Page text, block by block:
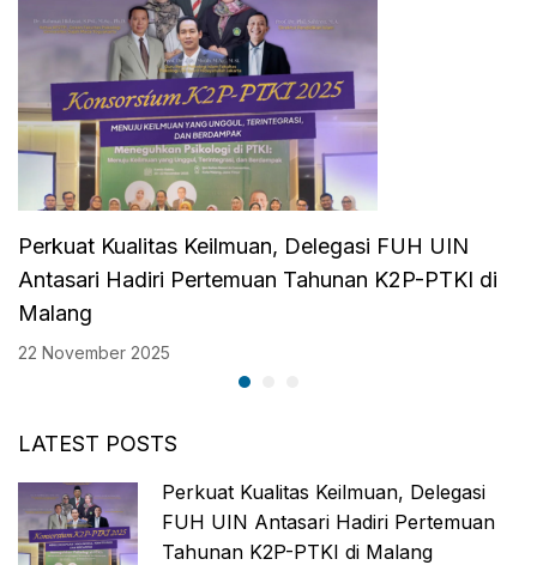
Perkuat Kualitas Keilmuan, Delegasi FUH UIN
Antasari Hadiri Pertemuan Tahunan K2P-PTKI di
Malang
22 November 2025
LATEST POSTS
Perkuat Kualitas Keilmuan, Delegasi
FUH UIN Antasari Hadiri Pertemuan
Tahunan K2P-PTKI di Malang